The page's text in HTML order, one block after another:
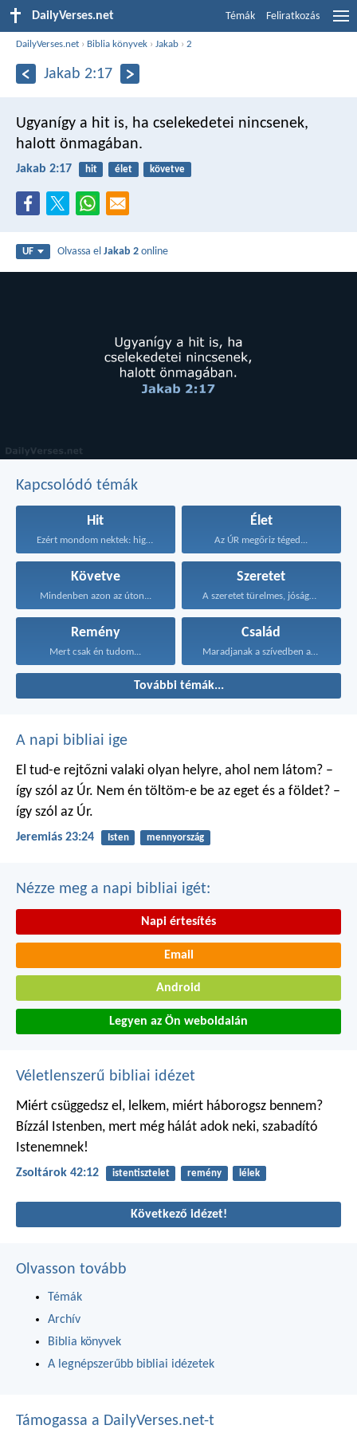
DailyVerses.net Témák Feliratkozás
DailyVerses.net › Biblia könyvek ›Jakab ›2
Jakab 2:17
Ugyanígy a hit is, ha cselekedetei nincsenek,
halott önmagában.
Jakab 2:17 hit élet követve
UF Olvassa elJakab 2 online
Kapcsolódó témák
Hit
Ezért mondom nektek: higgyétek...
Élet
Az ÚR megőriz téged...
Követve
Mindenben azon az úton...
Szeretet
A szeretet türelmes, jóságos...
Remény
Mert csak én tudom...
Család
Maradjanak a szívedben azok...
További témák...
A napi bibliai ige
El tud-e rejtőzni valaki olyan helyre, ahol nem látom? –
így szól az Úr. Nem én töltöm-e be az eget és a földet? –
így szól az Úr.
Jeremiás 23:24 Isten mennyország
Nézze meg a napi bibliai igét:
Napi értesítés
Email
Android
Legyen az Ön weboldalán
Véletlenszerű bibliai idézet
Miért csüggedsz el, lelkem, miért háborogsz bennem?
Bízzál Istenben, mert még hálát adok neki, szabadító
Istenemnek!
Zsoltárok 42:12 istentisztelet remény lélek
Következő idézet!
Olvasson tovább
Témák
Archív
Biblia könyvek
A legnépszerűbb bibliai idézetek
Támogassa a DailyVerses.net-t